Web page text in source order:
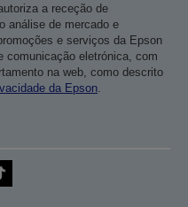
a receção de
análise de mercado e
e serviços da Epson
comunicação eletrónica, com
na web, como descrito
da Epson